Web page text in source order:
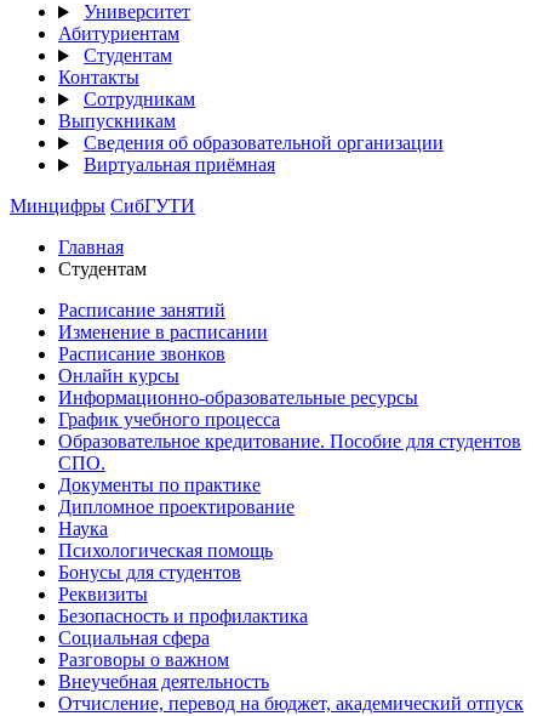
Университет
Абитуриентам
Студентам
Контакты
Сотрудникам
Выпускникам
Сведения об образовательной организации
Виртуальная приёмная
Минцифры СибГУТИ
Главная
Студентам
Расписание занятий
Изменение в расписании
Расписание звонков
Онлайн курсы
Информационно-образовательные ресурсы
График учебного процесса
Образовательное кредитование. Пособие для студентов
СПО.
Документы по практике
Дипломное проектирование
Наука
Психологическая помощь
Бонусы для студентов
Реквизиты
Безопасность и профилактика
Социальная сфера
Разговоры о важном
Внеучебная деятельность
Отчисление, перевод на бюджет, академический отпуск